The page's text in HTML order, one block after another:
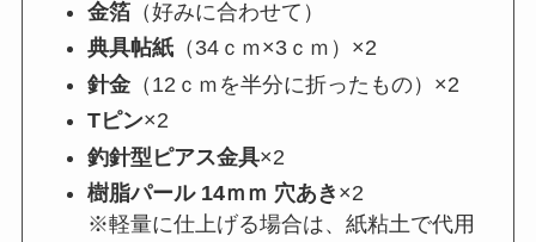
金箔（好みに合わせて）
典具帖紙（34ｃｍ×3ｃｍ）×2
針金（12ｃｍを半分に折ったもの）×2
Tピン×2
釣針型ピアス金具×2
樹脂パール 14ｍｍ 穴あき ×2
※軽量に仕上げる場合は、紙粘土で代用